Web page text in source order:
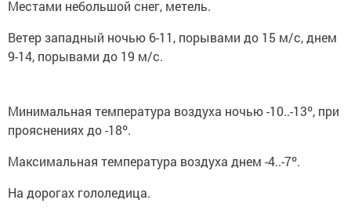
Местами небольшой снег, метель.
Ветер западный ночью 6-11, порывами до 15 м/с, днем
9-14, порывами до 19 м/с.
Минимальная температура воздуха ночью -10..-13º, при
прояснениях до -18º.
Максимальная температура воздуха днем -4..-7º.
На дорогах гололедица.